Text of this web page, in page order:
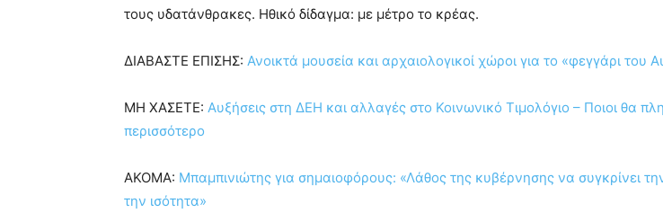
τους υδατάνθρακες. Ηθικό δίδαγμα: με μέτρο το κρέας.
ΔΙΑΒΑΣΤΕ ΕΠΙΣΗΣ: Ανοικτά μουσεία και αρχαιολογικοί χώροι για το «φεγγάρι του
ΜΗ ΧΑΣΕΤΕ: Αυξήσεις στη ΔΕΗ και αλλαγές στο Κοινωνικό Τιμολόγιο – Ποιοι θα
περισσότερο
ΑΚΟΜΑ: Μπαμπινιώτης για σημαιοφόρους: «Λάθος της κυβέρνησης να συγκρίνει
την ισότητα»